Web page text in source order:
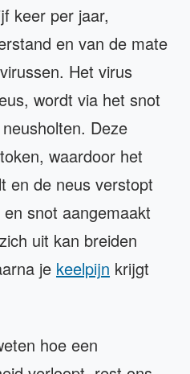
keer per jaar,
en van de mate
Het virus
wordt via het snot
Deze
waardoor het
en de neus verstopt
snot aangemaakt
uit kan breiden
je keelpijn krijgt
hoe een